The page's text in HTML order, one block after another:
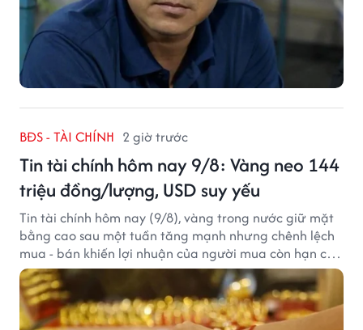
BĐS - TÀI CHÍNH 2 giờ trước
Tin tài chính hôm nay 9/8: Vàng neo 144
triệu đồng/lượng, USD suy yếu
Tin tài chính hôm nay (9/8), vàng trong nước giữ mặt
bằng cao sau một tuần tăng mạnh nhưng chênh lệch
mua - bán khiến lợi nhuận của người mua còn hạn chế,
trong khi USD chịu sức ép sau dữ liệu việc làm Mỹ gây
thất vọng.